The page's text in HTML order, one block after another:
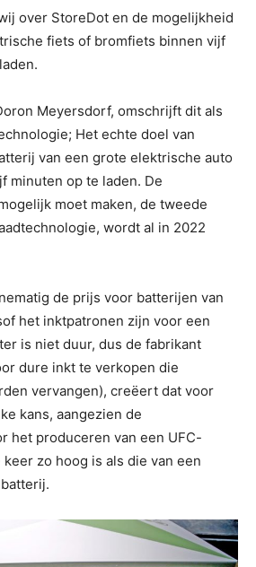
over StoreDot en de mogelijkheid
fiets of bromfiets binnen vijf
Meyersdorf, omschrijft dit als
Het echte doel van
van een grote elektrische auto
minuten op te laden. De
moet maken, de tweede
wordt al in 2022
de prijs voor batterijen van
het inktpatronen zijn voor een
is niet duur, dus de fabrikant
dure inkt te verkopen die
vervangen), creëert dat voor
kans, aangezien de
het produceren van een UFC-
zo hoog is als die van een